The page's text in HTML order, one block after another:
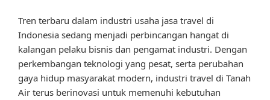
Tren terbaru dalam industri usaha jasa travel di
Indonesia sedang menjadi perbincangan hangat di
kalangan pelaku bisnis dan pengamat industri. Dengan
perkembangan teknologi yang pesat, serta perubahan
gaya hidup masyarakat modern, industri travel di Tanah
Air terus berinovasi untuk memenuhi kebutuhan